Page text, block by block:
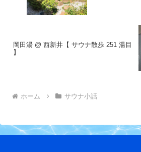
岡田湯 @ 西新井【 サウナ散歩 251 湯目
】
ホーム サウナ小話